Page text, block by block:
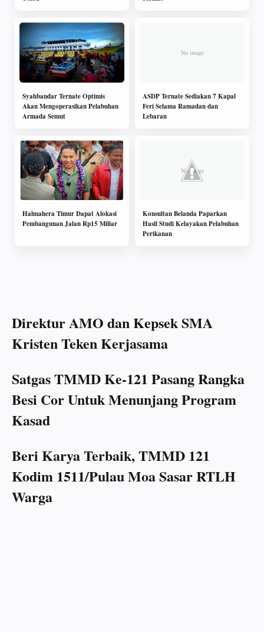
Syahbandar Ternate Optimis
Akan Mengoperasikan Pelabuhan
Armada Semut
ASDP Ternate Sediakan 7 Kapal
Feri Selama Ramadan dan
Lebaran
Halmahera Timur Dapat Alokasi
Pembangunan Jalan Rp15 Miliar
Konsultan Belanda Paparkan
Hasil Studi Kelayakan Pelabuhan
Perikanan
Direktur AMO dan Kepsek SMA
Kristen Teken Kerjasama
Satgas TMMD Ke-121 Pasang Rangka
Besi Cor Untuk Menunjang Program
Kasad
Beri Karya Terbaik, TMMD 121
Kodim 1511/Pulau Moa Sasar RTLH
Warga